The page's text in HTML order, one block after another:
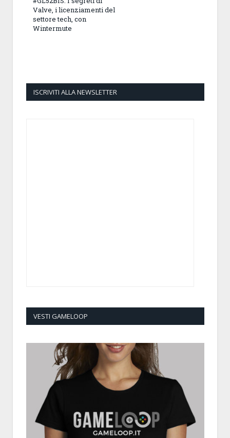
Valve, i licenziamenti del
settore tech, con
Wintermute
ISCRIVITI ALLA NEWSLETTER
VESTI GAMELOOP